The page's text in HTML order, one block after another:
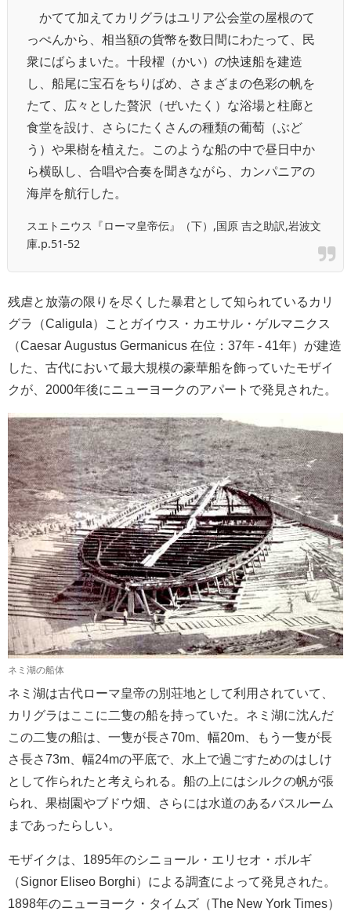
かてて加えてカリグラはユリア公会堂の屋根のて
っぺんから、相当額の貨幣を数日間にわたって、民
衆にばらまいた。十段櫂（かい）の快速船を建造
し、船尾に宝石をちりばめ、さまざまの色彩の帆を
たて、広々とした贅沢（ぜいたく）な浴場と柱廊と
食堂を設け、さらにたくさんの種類の葡萄（ぶど
う）や果樹を植えた。このような船の中で昼日中か
ら横臥し、合唱や合奏を聞きながら、カンパニアの
海岸を航行した。
スエトニウス『ローマ皇帝伝』（下）,国原 吉之助訳,岩波文
庫.p.51-52
残虐と放蕩の限りを尽くした暴君として知られているカリ
グラ（Caligula）ことガイウス・カエサル・ゲルマニクス
（Caesar Augustus Germanicus 在位：37年 - 41年）が建造
した、古代において最大規模の豪華船を飾っていたモザイ
クが、2000年後にニューヨークのアパートで発見された。
ネミ湖の船体
ネミ湖は古代ローマ皇帝の別荘地として利用されていて、
カリグラはここに二隻の船を持っていた。ネミ湖に沈んだ
この二隻の船は、一隻が長さ70m、幅20m、もう一隻が長
さ長さ73m、幅24mの平底で、水上で過ごすためのはしけ
として作られたと考えられる。 船の上にはシルクの帆が張
られ、果樹園やブドウ畑、さらには水道のあるバスルーム
まであったらしい。
モザイクは、 1895年のシニョール・エリセオ・ボルギ
（Signor Eliseo Borghi）による調査によって発見された。
1898年のニューヨーク・タイムズ（The New York Times）